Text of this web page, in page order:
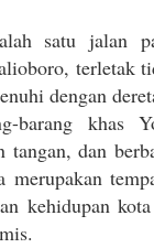
satu jalan
terletak
dengan
barang khas
dan
kehidupan